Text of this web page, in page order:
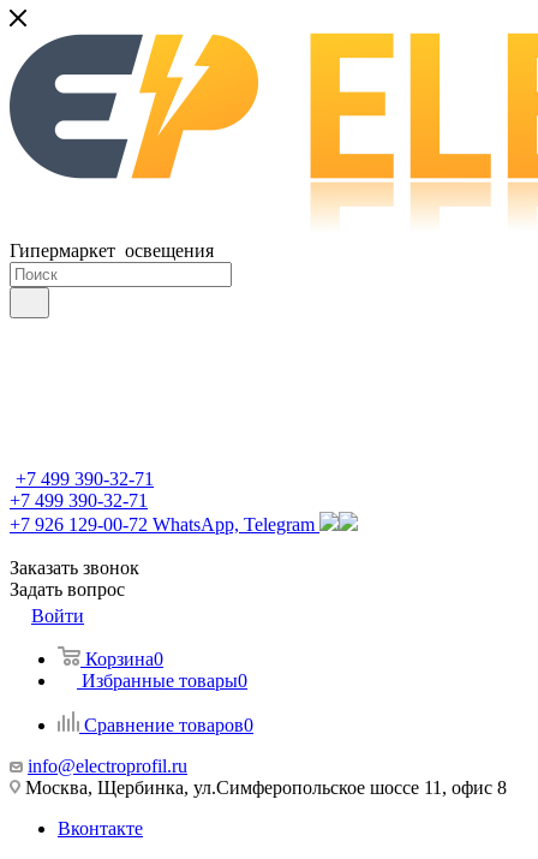
Гипермаркет освещения
+7 499 390-32-71
+7 499 390-32-71
+7 926 129-00-72 WhatsApp, Telegram
Заказать звонок
Задать вопрос
Войти
Корзина0
Избранные товары0
Сравнение товаров0
info@electroprofil.ru
Москва, Щербинка, ул.Симферопольское шоссе 11, офис 8
Вконтакте